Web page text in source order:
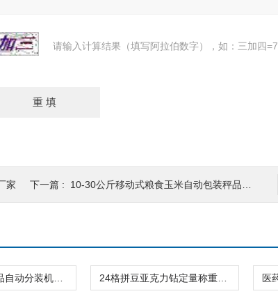
请输入计算结果（填写阿拉伯数字），如：三加四=7
家 下一篇 : 10-30公斤移动式粮食玉米自动包装秤品牌 包装设备